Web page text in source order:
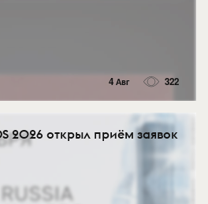
4 Авг 322
2026 открыл приём заявок